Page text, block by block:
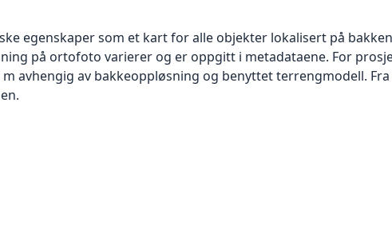
egenskaper som et kart for alle objekter lokalisert på
på ortofoto varierer og er oppgitt i metadataene. For
avhengig av bakkeoppløsning og benyttet terrengmodell.